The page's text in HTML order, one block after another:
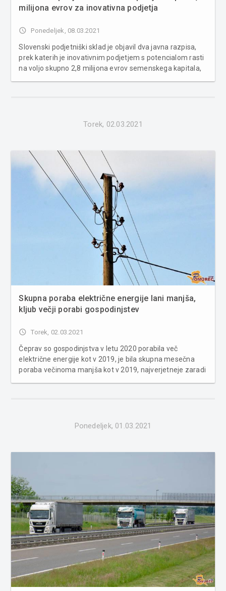
milijona evrov za inovativna podjetja
access_time Ponedeljek, 08.03.2021
Slovenski podjetniški sklad je objavil dva javna razpisa,
prek katerih je inovativnim podjetjem s potencialom rasti
na voljo skupno 2,8 milijona evrov semenskega kapitala,
Torek, 02.03.2021
Skupna poraba električne energije lani manjša,
kljub večji porabi gospodinjstev
access_time Torek, 02.03.2021
Čeprav so gospodinjstva v letu 2020 porabila več
električne energije kot v 2019, je bila skupna mesečna
poraba večinoma manjša kot v 2019, najverjetneje zaradi
Ponedeljek, 01.03.2021